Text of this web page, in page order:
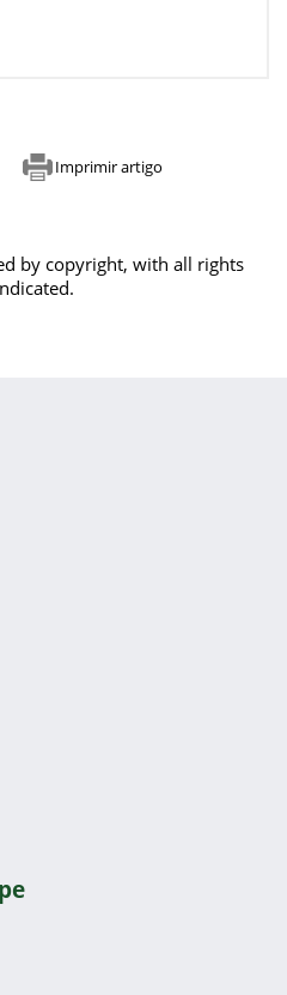
Imprimir artigo
by copyright, with all rights